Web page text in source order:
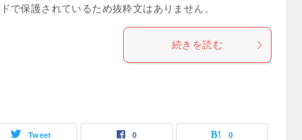
で保護されているため抜粋文はありません。
続きを読む
Tweet 0 0